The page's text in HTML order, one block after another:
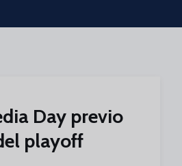
Day previo
playoff